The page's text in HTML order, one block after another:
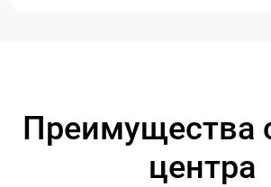
Преимущества
центра